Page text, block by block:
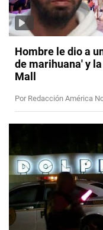
Hombre le dio a
de marihuana' y
Mall
Por Redacción América